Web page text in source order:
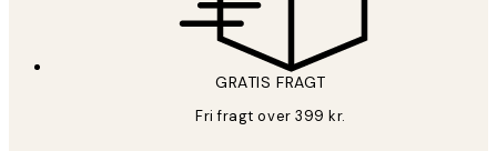
GRATIS FRAGT
Fri fragt over 399 kr.